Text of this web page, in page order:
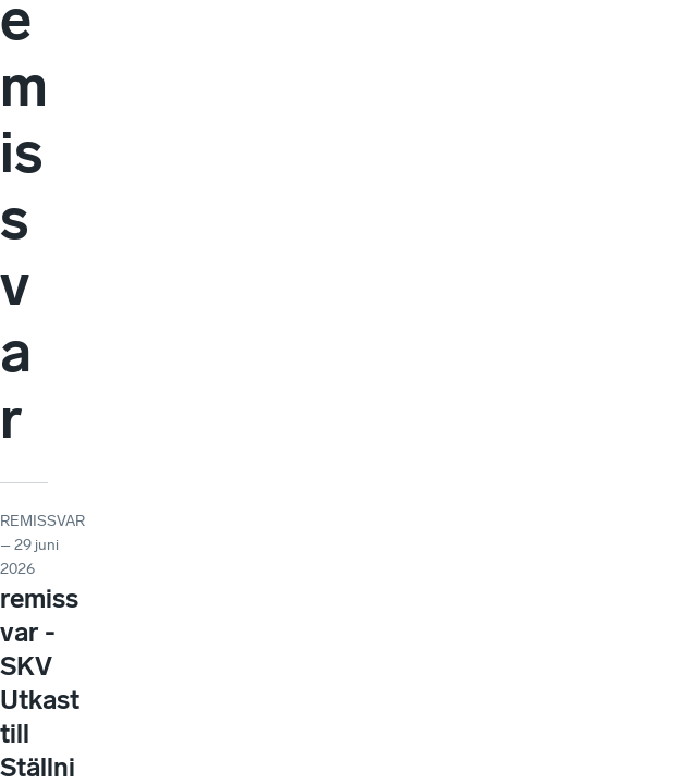
e
m
is
s
v
a
r
REMISSVAR
– 29 juni
2026
remiss
var -
SKV
Utkast
till
Ställni